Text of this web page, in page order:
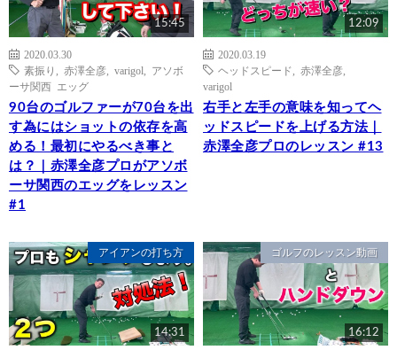
15:45
2020.03.30
素振り
赤澤全彦 varigol
アソボ
ーサ関西 エッグ
90台のゴルファーが70台を出
す為にはショットの依存を高
める！最初にやるべき事と
は？｜赤澤全彦プロがアソボ
ーサ関西のエッグをレッスン
#1
12:09
2020.03.19
ヘッドスピード
赤澤全彦
varigol
右手と左手の意味を知ってヘ
ッドスピードを上げる方法｜
赤澤全彦プロのレッスン #13
アイアンの打ち方
14:31
ゴルフのレッスン動画
16:12